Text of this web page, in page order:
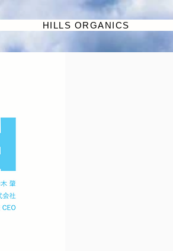
HILLS ORGANICS